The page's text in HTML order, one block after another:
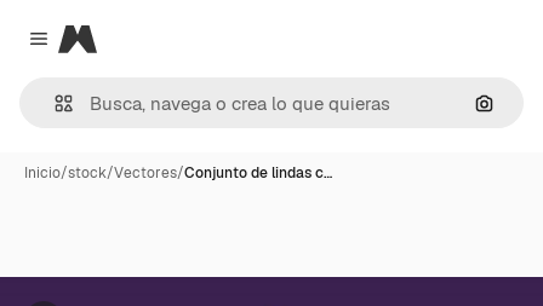
Close menu
Magnific
Inicio/stock/Vectores/Conjunto de lindas c…